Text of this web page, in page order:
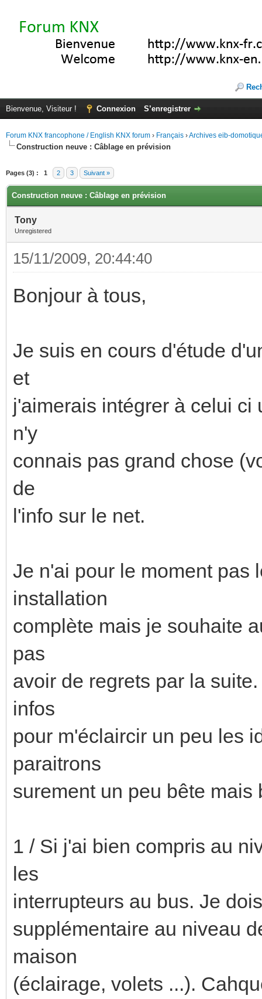
Bienvenue, Visiteur ! Connexion S’enregistrer
Forum KNX francophone / English KNX forum › Français ›Archives eib-
Construction neuve : Câblage en prévision
Pages (3) : 1 2 3 Suivant »
Construction neuve : Câblage en prévision
Tony
Unregistered
15/11/2009, 20:44:40
Bonjour à tous,
Je suis en cours d'étude
et
j'aimerais intégrer à celui
n'y
connais pas grand chose
de
l'info sur le net.
Je n'ai pour le moment pas
installation
complète mais je souhaite
pas
avoir de regrets par la
infos
pour m'éclaircir un peu les
paraitrons
surement un peu bête mais
1 / Si j'ai bien compris au
les
interrupteurs au bus. Je
supplémentaire au niveau
maison
(éclairage, volets ...).